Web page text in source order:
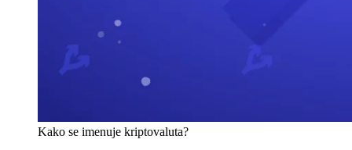
Kako se imenuje kriptovaluta?